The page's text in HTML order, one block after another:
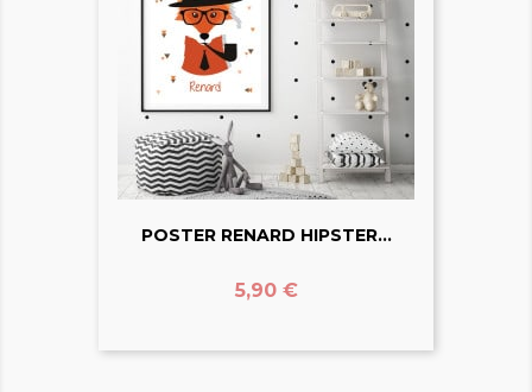
POSTER RENARD HIPSTER...
Prix
5,90 €